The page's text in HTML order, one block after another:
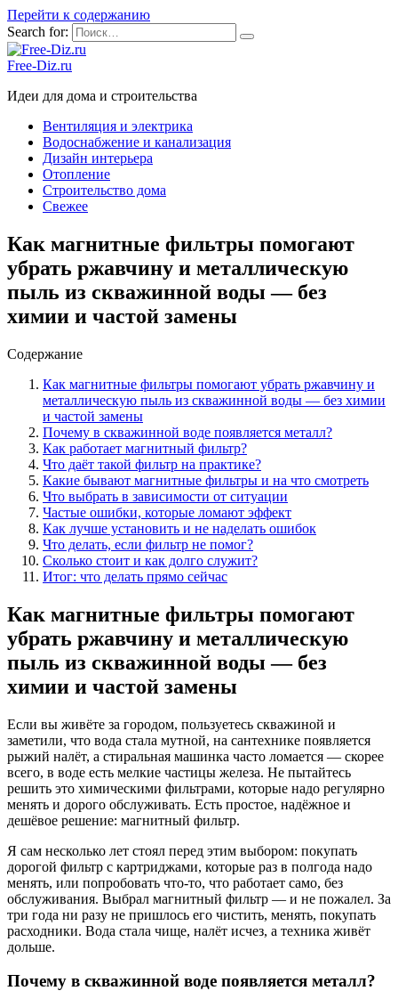
Перейти к содержанию
Search for:
Free-Diz.ru
Идеи для дома и строительства
Вентиляция и электрика
Водоснабжение и канализация
Дизайн интерьера
Отопление
Строительство дома
Свежее
Как магнитные фильтры помогают
убрать ржавчину и металлическую
пыль из скважинной воды — без
химии и частой замены
Содержание
Как магнитные фильтры помогают убрать ржавчину и
металлическую пыль из скважинной воды — без химии
и частой замены
Почему в скважинной воде появляется металл?
Как работает магнитный фильтр?
Что даёт такой фильтр на практике?
Какие бывают магнитные фильтры и на что смотреть
Что выбрать в зависимости от ситуации
Частые ошибки, которые ломают эффект
Как лучше установить и не наделать ошибок
Что делать, если фильтр не помог?
Сколько стоит и как долго служит?
Итог: что делать прямо сейчас
Как магнитные фильтры помогают
убрать ржавчину и металлическую
пыль из скважинной воды — без
химии и частой замены
Если вы живёте за городом, пользуетесь скважиной и
заметили, что вода стала мутной, на сантехнике появляется
рыжий налёт, а стиральная машинка часто ломается — скорее
всего, в воде есть мелкие частицы железа. Не пытайтесь
решить это химическими фильтрами, которые надо регулярно
менять и дорого обслуживать. Есть простое, надёжное и
дешёвое решение: магнитный фильтр.
Я сам несколько лет стоял перед этим выбором: покупать
дорогой фильтр с картриджами, которые раз в полгода надо
менять, или попробовать что-то, что работает само, без
обслуживания. Выбрал магнитный фильтр — и не пожалел. За
три года ни разу не пришлось его чистить, менять, покупать
расходники. Вода стала чище, налёт исчез, а техника живёт
дольше.
Почему в скважинной воде появляется металл?